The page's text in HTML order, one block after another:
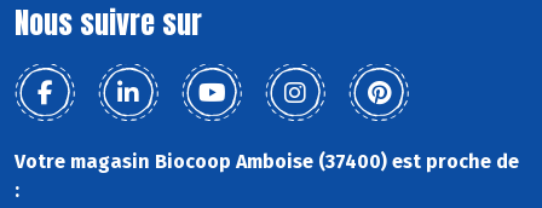
Nous suivre sur
Votre magasin Biocoop Amboise (37400) est proche de
: